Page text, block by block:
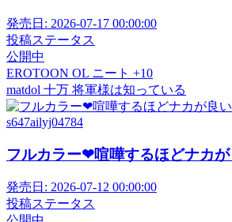
発売日: 2026-07-17 00:00:00
投稿ステータス
公開中
EROTOON OL ニート +10
matdol 十万 将軍様は知っている
s647ailyj04784
フルカラー❤喧嘩するほどナカ
発売日: 2026-07-12 00:00:00
投稿ステータス